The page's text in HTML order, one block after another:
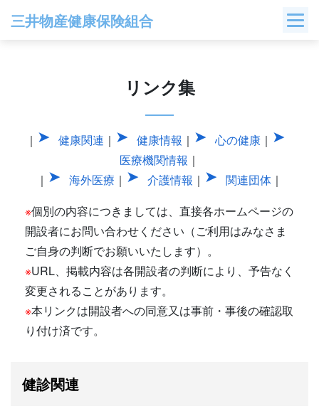
三井物産健康保険組合
リンク集
｜ 健康関連 ｜ 健康情報 ｜ 心の健康 ｜
医療機関情報 ｜
｜
海外医療 ｜ 介護情報 ｜ 関連団体 ｜
※個別の内容につきましては、直接各ホームページの
開設者にお問い合わせください（ご利用はみなさま
ご自身の判断でお願いいたします）。
※URL、掲載内容は各開設者の判断により、予告なく
変更されることがあります。
※本リンクは開設者への同意又は事前・事後の確認取
り付け済です。
健診関連